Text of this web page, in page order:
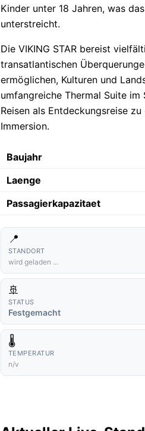
Kinder unter 18 Jahren, was
unterstreicht.
Die VIKING STAR bereist
transatlantischen
ermöglichen, Kulturen und
umfangreiche Thermal Suite
Reisen als Entdeckungsreise
Immersion.
Baujahr
Laenge
Passagierkapazitaet
📍
STANDORT
wird geladen ...
🚢
STATUS
Festgemacht
🌡️
TEMPERATUR
n/v